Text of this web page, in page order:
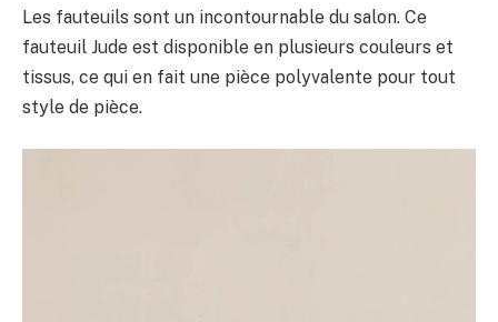
Les fauteuils sont un incontournable du salon. Ce
fauteuil Jude est disponible en plusieurs couleurs et
tissus, ce qui en fait une pièce polyvalente pour tout
style de pièce.